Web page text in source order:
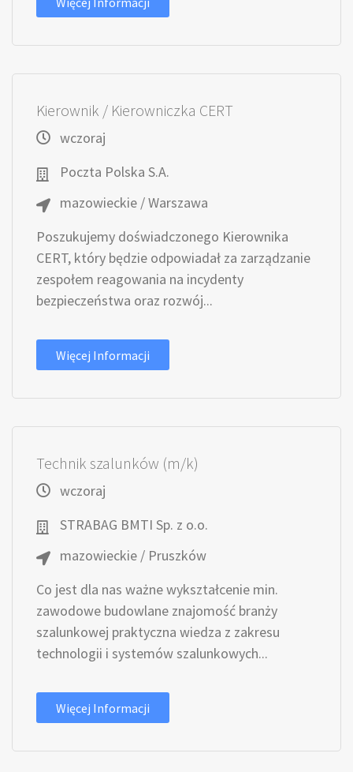
Kierownik / Kierowniczka CERT
wczoraj
Poczta Polska S.A.
mazowieckie / Warszawa
Poszukujemy doświadczonego Kierownika
CERT, który będzie odpowiadał za zarządzanie
zespołem reagowania na incydenty
bezpieczeństwa oraz rozwój...
Więcej Informacji
Technik szalunków (m/k)
wczoraj
STRABAG BMTI Sp. z o.o.
mazowieckie / Pruszków
Co jest dla nas ważne wykształcenie min.
zawodowe budowlane znajomość branży
szalunkowej praktyczna wiedza z zakresu
technologii i systemów szalunkowych...
Więcej Informacji